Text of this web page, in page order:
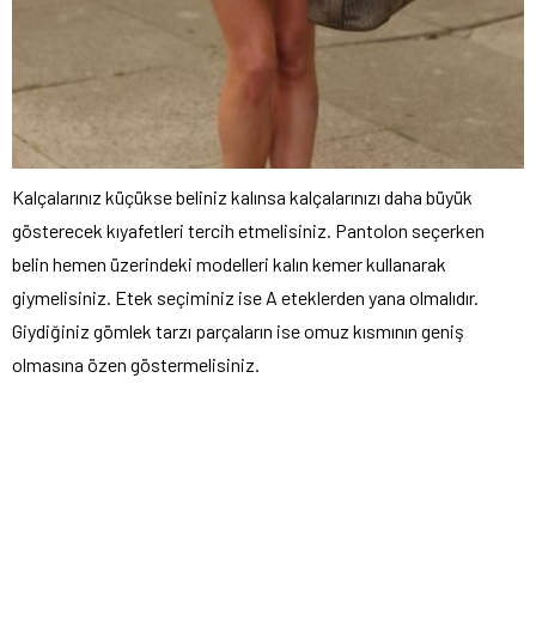
Kalçalarınız küçükse beliniz kalınsa kalçalarınızı daha büyük
gösterecek kıyafetleri tercih etmelisiniz. Pantolon seçerken
belin hemen üzerindeki modelleri kalın kemer kullanarak
giymelisiniz. Etek seçiminiz ise A eteklerden yana olmalıdır.
Giydiğiniz gömlek tarzı parçaların ise omuz kısmının geniş
olmasına özen göstermelisiniz.